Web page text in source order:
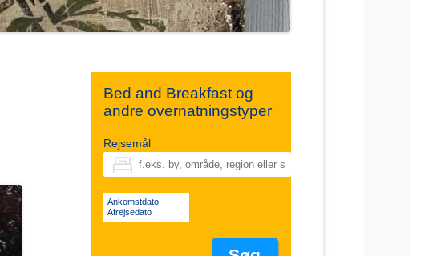
Bed and Breakfast og
andre overnatningstyper
Rejsemål
Ankomstdato
Afrejsedato